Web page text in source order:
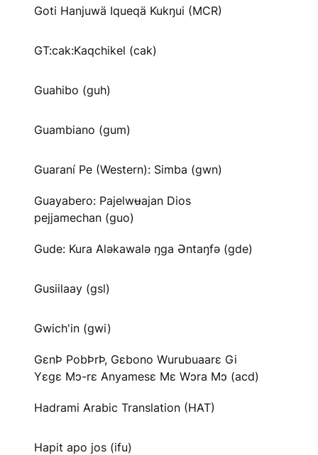
Goti Hanjuwä Iqueqä Kukŋui (MCR)
GT:cak:Kaqchikel (cak)
Guahibo (guh)
Guambiano (gum)
Guaraní Pe (Western): Simba (gwn)
Guayabero: Pajelwʉajan Dios
pejjamechan (guo)
Gude: Kura Aləkawalə ŋga Əntaŋfə (gde)
Gusiilaay (gsl)
Gwich'in (gwi)
GɛnÞ PobÞrÞ, Gɛbono Wurubuaarɛ Gi
Yɛgɛ Mɔ-rɛ Anyamesɛ Mɛ Wɔra Mɔ (acd)
Hadrami Arabic Translation (HAT)
Hapit apo jos (ifu)